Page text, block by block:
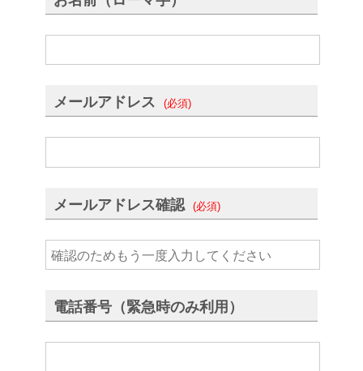
メールアドレス (必須)
メールアドレス確認 (必須)
電話番号（緊急時のみ利用）